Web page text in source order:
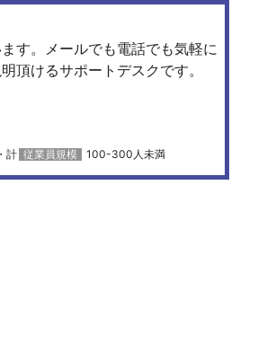
す。メールでも電話でも気軽に
頂けるサポートデスクです。
計
100-300人未満